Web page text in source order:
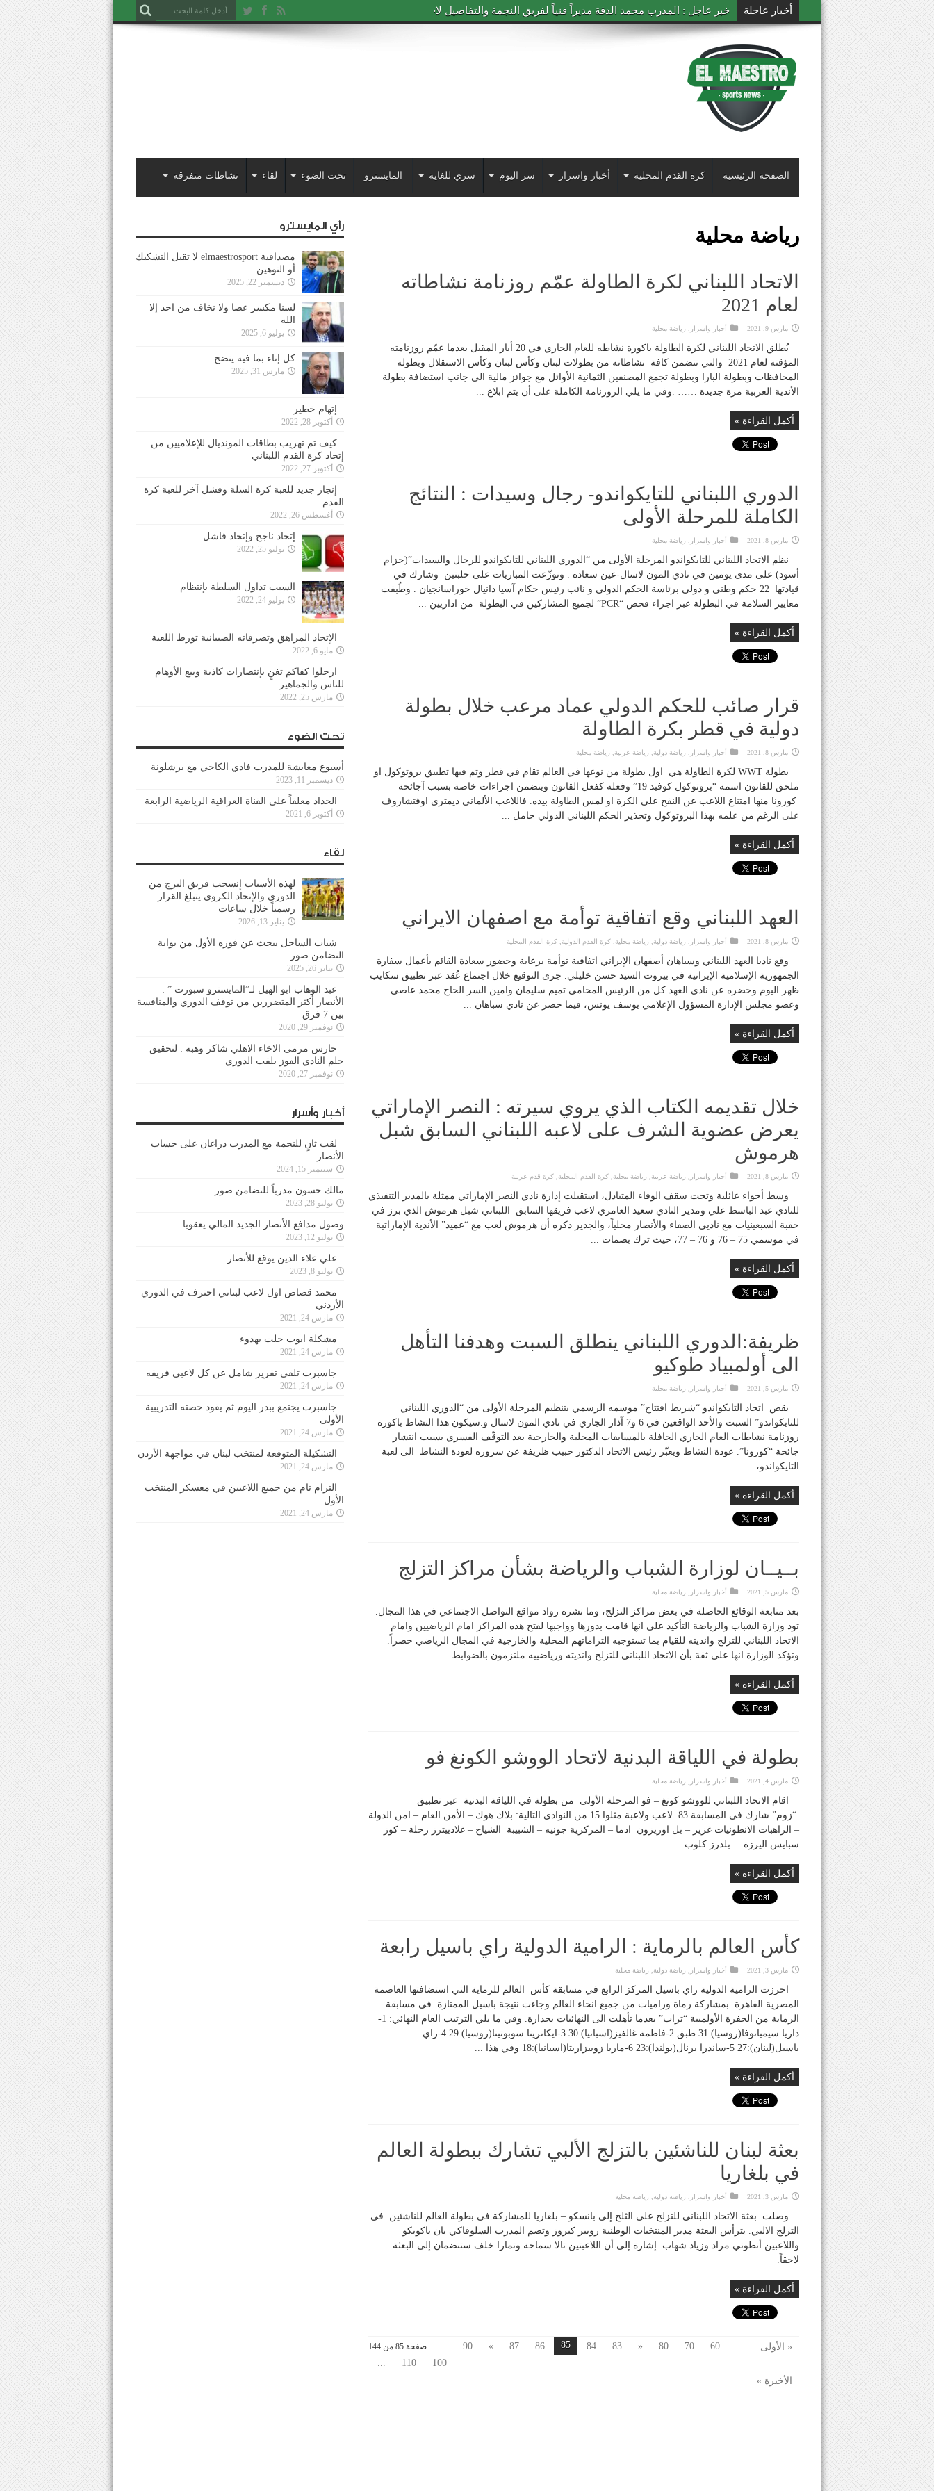
أخبار عاجلة خبر عاجل : المدرب محمد الدقة مديراً فنياً لفريق النجمة والتفاصيل لاحقاً
الصفحة الرئيسية كرة القدم المحلية أخبار واسرار سر اليوم سري للغاية المايسترو تحت الضوء لقاء نشاطات متفرقة
رياضة محلية
الاتحاد اللبناني لكرة الطاولة عمّم روزنامة نشاطاته
لعام 2021
مارس 9, 2021 أخبار واسرار رياضة محلية
يُطلق الاتحاد اللبناني لكرة الطاولة باكورة نشاطه للعام الجاري في 20 أيار المقبل بعدما عمّم روزنامته
المؤقتة لعام 2021 والتي تتضمن كافة نشاطاته من بطولات لبنان وكأس لبنان وكأس الاستقلال وبطولة
المحافظات وبطولة البارا وبطولة تجمع المصنفين الثمانية الأوائل مع جوائز مالية الى جانب استضافة بطولة
الأندية العربية مرة جديدة …… .وفي ما يلي الروزنامة الكاملة على أن يتم ابلاغ ...
أكمل القراءة »
الدوري اللبناني للتايكواندو- رجال وسيدات : النتائج
الكاملة للمرحلة الأولى
مارس 8, 2021 أخبار واسرار رياضة محلية
نظم الاتحاد اللبناني للتايكواندو المرحلة الأولى من “الدوري اللبناني للتايكواندو للرجال والسيدات”(حزام
أسود) على مدى يومين في نادي المون لاسال-عين سعاده . وتوزّعت المباريات على حلبتين وشارك في
قيادتها 22 حكم وطني و دولي برئاسة الحكم الدولي و نائب رئيس حكام آسيا دانيال خوراسانجيان . وطُبقت
معايير السلامة في البطولة عبر اجراء فحص “PCR” لجميع المشاركين في البطولة من اداريين ...
أكمل القراءة »
قرار صائب للحكم الدولي عماد مرعب خلال بطولة
دولية في قطر بكرة الطاولة
مارس 8, 2021 أخبار واسرار رياضة دولية رياضة عربية رياضة محلية
بطولة WWT لكرة الطاولة هي اول بطولة من نوعها في العالم تقام في قطر وتم فيها تطبيق بروتوكول او
ملحق للقانون اسمه “بروتوكول كوفيد 19” وفعله كفعل القانون ويتضمن اجراءات خاصة بسبب آجائحة
كورونا منها امتناع اللاعب عن النفخ على الكرة او لمس الطاولة بيده. فاللاعب الألماني ديمتري اوفتشاروف
على الرغم من علمه بهذا البروتوكول وتحذير الحكم اللبناني الدولي حامل ...
أكمل القراءة »
العهد اللبناني وقع اتفاقية توأمة مع اصفهان الايراني
مارس 8, 2021 أخبار واسرار رياضة دولية رياضة محلية ,كرة القدم الدولية ,كرة القدم المحلية
وقع ناديا العهد اللبناني وسباهان أصفهان الإيراني اتفاقية توأمة برعاية وحضور سعادة القائم بأعمال سفارة
الجمهورية الإسلامية الإيرانية في بيروت السيد حسن خليلي. جرى التوقيع خلال اجتماع عُقد عبر تطبيق سكايب
ظهر اليوم وحضره عن نادي العهد كل من الرئيس المحامي تميم سليمان وامين السر الحاج محمد عاصي
وعضو مجلس الإدارة المسؤول الإعلامي يوسف يونس، فيما حضر عن نادي سباهان ...
أكمل القراءة »
خلال تقديمه الكتاب الذي يروي سيرته : النصر الإماراتي
يعرض عضوية الشرف على لاعبه اللبناني السابق شبل
هرموش
مارس 8, 2021 أخبار واسرار رياضة عربية رياضة محلية ,كرة القدم المحلية ,كرة قدم عربية
وسط أجواء عائلية وتحت سقف الوفاء المتبادل، استقبلت إدارة نادي النصر الإماراتي ممثلة بالمدير التنفيذي
للنادي عبد الباسط علي ومدير النادي سعيد العامري لاعب فريقها السابق اللبناني شبل هرموش الذي برز في
حقبة السبعينيات مع ناديي الصفاء والأنصار محلياً، والجدير ذكره أن هرموش لعب مع “عميد” الأندية الإماراتية
في موسمي 75 – 76 و 76 – 77، حيث ترك بصمات ...
أكمل القراءة »
ظريفة:الدوري اللبناني ينطلق السبت وهدفنا التأهل
الى أولمبياد طوكيو
مارس 5, 2021 أخبار واسرار رياضة محلية
يقص اتحاد التايكواندو “شريط افتتاح” موسمه الرسمي بتنظيم المرحلة الأولى من “الدوري اللبناني
للتايكواندو” السبت والأحد الواقعين في 6 و7 آذار الجاري في نادي المون لاسال و.سيكون هذا النشاط باكورة
روزنامة نشاطات العام الجاري الحافلة بالمسابقات المحلية والخارجية بعد التوقّف القسري بسبب انتشار
جائحة “كورونا”. عودة النشاط ويعبّر رئيس الاتحاد الدكتور حبيب ظريفة عن سروره لعودة النشاط الى لعبة
التايكواندو، ...
أكمل القراءة »
بــيــان لوزارة الشباب والرياضة بشأن مراكز التزلج
مارس 5, 2021 أخبار واسرار رياضة محلية
بعد متابعة الوقائع الحاصلة في بعض مراكز التزلج، وما نشره رواد مواقع التواصل الاجتماعي في هذا المجال.
تود وزارة الشباب والرياضة التأكيد على انها قامت بدورها وواجبها لفتح هذه المراكز امام الرياضيين وامام
الاتحاد اللبناني للتزلج وانديته للقيام بما تستوجبه التزاماتهم المحلية والخارجية في المجال الرياضي حصراً.
وتؤكد الوزارة انها على ثقة بأن الاتحاد اللبناني للتزلج وانديته ورياضييه ملتزمون بالضوابط ...
أكمل القراءة »
بطولة في اللياقة البدنية لاتحاد الووشو الكونغ فو
مارس 4, 2021 أخبار واسرار رياضة محلية
اقام الاتحاد اللبناني للووشو كونغ – فو المرحلة الأولى من بطولة في اللياقة البدنية عبر تطبيق
“زوم”.شارك في المسابقة 83 لاعب ولاعبة مثلوا 15 من النوادي التالية: بلاك هوك – الأمن العام – امن الدولة
– الراهبات الانطونيات غزير – بل اوريزون ادما – المركزية جونيه – الشبيبة الشياح – غلادييترز زحلة – كوز
سبايس اليرزة – بلدرز كلوب – ...
أكمل القراءة »
كأس العالم بالرماية : الرامية الدولية راي باسيل رابعة
مارس 3, 2021 أخبار واسرار رياضة دولية رياضة محلية
احرزت الرامية الدولية راي باسيل المركز الرابع في مسابقة كأس العالم للرماية التي استضافتها العاصمة
المصرية القاهرة بمشاركة رماة وراميات من جميع انحاء العالم.وجاءت نتيجة باسيل الممتازة في مسابقة
الرماية من الحفرة الأولمبية “تراب” بعدما تأهلت الى النهائيات بجدارة. وفي ما يلي الترتيب العام النهائي: 1-
داريا سيميانوفا(روسيا):31 طبق 2-فاطمة غالفيز(اسبانيا):30 3-ايكاترينا سوبوتينا(روسيا):29 4-راي
باسيل(لبنان):27 5-ساندرا برنال(بولندا):23 6-ماريا زوبيزاريتا(اسبانيا):18 وفي هذا ...
أكمل القراءة »
بعثة لبنان للناشئين بالتزلج الألبي تشارك ببطولة العالم
في بلغاريا
مارس 3, 2021 أخبار واسرار رياضة دولية رياضة محلية
وصلت بعثة الاتحاد اللبناني للتزلج على الثلج إلى بانسكو – بلغاريا للمشاركة في بطولة العالم للناشئين في
التزلج الالبي. يترأس البعثة مدير المنتخبات الوطنية روبير كيروز وتضم المدرب السلوفاكي يان ياكوبكو
واللاعبين أنطوني مراد وزياد شهاب. إشارة إلى أن اللاعبتين تالا سماحة وتمارا خلف ستنضمان إلى البعثة
لاحقاً.
أكمل القراءة »
صفحة 85 من 144 « الأولى ...
60
70
80
«
83
84
85
86
87
»
90
100
110
...
الأخيرة »
رأي المايسترو
مصداقية elmaestrosport لا تقبل التشكيك
أو التوهين
ديسمبر 22, 2025
لسنا مكسر عصا ولا نخاف من احد إلا
الله
يوليو 6, 2025
كل إناء بما فيه ينضح
مارس 31, 2025
إتهام خطير
أكتوبر 28, 2022
كيف تم تهريب بطاقات المونديال للإعلاميين من
إتحاد كرة القدم اللبناني
أكتوبر 27, 2022
إنجاز جديد للعبة كرة السلة وفشل آخر للعبة كرة
القدم
أغسطس 26, 2022
إتحاد ناجح وإتحاد فاشل
يوليو 25, 2022
السبب تداول السلطة بإنتظام
يوليو 24, 2022
الإتحاد المراهق وتصرفاته الصبيانية تورط اللعبة
مايو 6, 2022
ارحلوا كفاكم تغنٍ بإنتصارات كاذبة وبيع الأوهام
للناس والجماهير
مارس 25, 2022
تحت الضوء
أسبوع معايشة للمدرب فادي الكاخي مع برشلونة
ديسمبر 11, 2023
الحداد معلقاً على القناة العراقية الرياضية الرابعة
أكتوبر 6, 2021
لقاء
لهذه الأسباب إنسحب فريق البرج من
الدوري والإتحاد الكروي يتبلغ القرار
رسمياً خلال ساعات
يناير 13, 2026
شباب الساحل يبحث عن فوزه الأول من بوابة
التضامن صور
يناير 26, 2025
عبد الوهاب ابو الهيل لـ”المايسترو سبورت ” :
الأنصار أكثر المتضررين من توقف الدوري والمنافسة
بين 7 فرق
نوفمبر 29, 2020
حارس مرمى الاخاء الاهلي شاكر وهبه : لتحقيق
حلم النادي الفوز بلقب الدوري
نوفمبر 27, 2020
أخبار وأسرار
لقب ثانٍ للنجمة مع المدرب دراغان على حساب
الأنصار
سبتمبر 15, 2024
مالك حسون مدرباً للتضامن صور
يوليو 28, 2023
وصول مدافع الأنصار الجديد المالي يعقوبا
يوليو 12, 2023
علي علاء الدين يوقع للأنصار
يوليو 8, 2023
محمد قصاص اول لاعب لبناني احترف في الدوري
الأردني
مارس 24, 2021
مشكلة ايوب حلت بهدوء
مارس 24, 2021
جاسبرت تلقى تقرير شامل عن كل لاعبي فريقه
مارس 24, 2021
جاسبرت يجتمع ببدر اليوم ثم يقود حصته التدريبية
الأولى
مارس 24, 2021
التشكيلة المتوقعة لمنتخب لبنان في مواجهة الأردن
مارس 24, 2021
التزام تام من جميع اللاعبين في معسكر المنتخب
الأول
مارس 24, 2021